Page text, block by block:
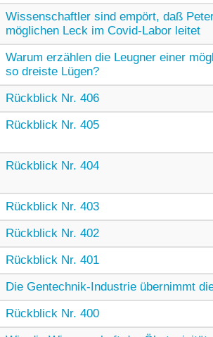
Wissenschaftler sind empört, daß
möglichen Leck im Covid-Labor leitet
Warum erzählen die Leugner einer
so dreiste Lügen?
Rückblick Nr. 406
Rückblick Nr. 405
Rückblick Nr. 404
Rückblick Nr. 403
Rückblick Nr. 402
Rückblick Nr. 401
Die Gentechnik-Industrie übernimmt
Rückblick Nr. 400